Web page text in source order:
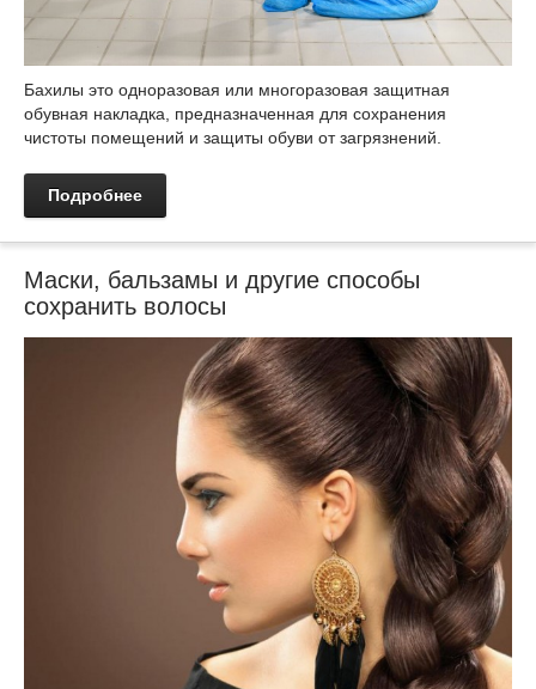
Бахилы это одноразовая или многоразовая защитная
обувная накладка, предназначенная для сохранения
чистоты помещений и защиты обуви от загрязнений.
Подробнее
Маски, бальзамы и другие способы
сохранить волосы